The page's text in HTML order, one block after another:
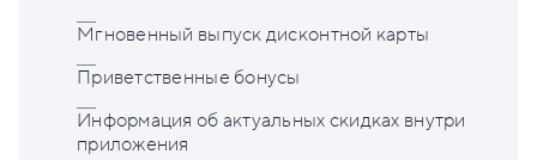
Мгновенный выпуск дисконтной карты
Приветственные бонусы
Информация об актуальных скидках внутри
приложения